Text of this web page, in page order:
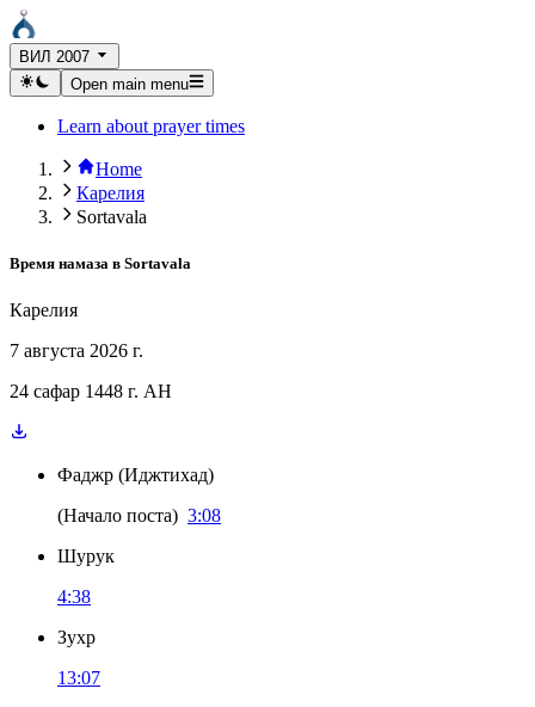
ВИЛ 2007
Open main menu
Learn about prayer times
Home
Карелия
Sortavala
Время намаза в Sortavala
Карелия
7 августа 2026 г.
24 сафар 1448 г. AH
Фаджр (Иджтихад)
(Начало поста) 3:08
Шурук
4:38
Зухр
13:07